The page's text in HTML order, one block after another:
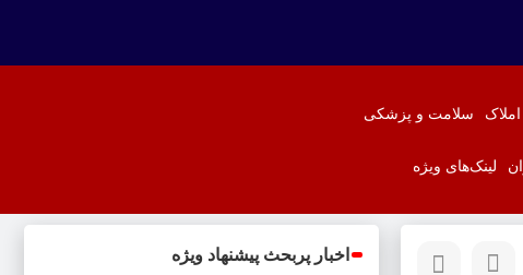
سلامت و پزشکی
لینک‌های ویژه
اخبار پربحث پیشنهاد ویژه